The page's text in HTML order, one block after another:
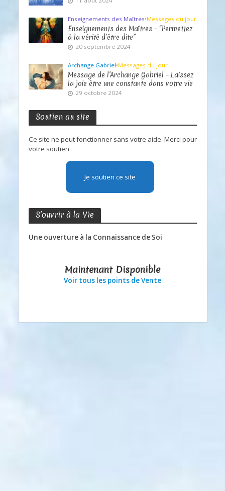
Enseignements des Maîtres•Messages du jour
Enseignements des Maîtres – “Permettez
à la vérité d’être dite”
20 septembre 2024
Archange Gabriel•Messages du jour
Message de l’Archange Gabriel – Laissez
la joie être une constante dans votre vie
29 octobre 2024
Soutien au site
Ce site ne peut fonctionner sans votre aide. Merci pour
votre soutien.
Je soutien ce site
S’ouvrir à la Vie
Une ouverture à la Connaissance de Soi
Maintenant Disponible
Voir tous les points de Vente